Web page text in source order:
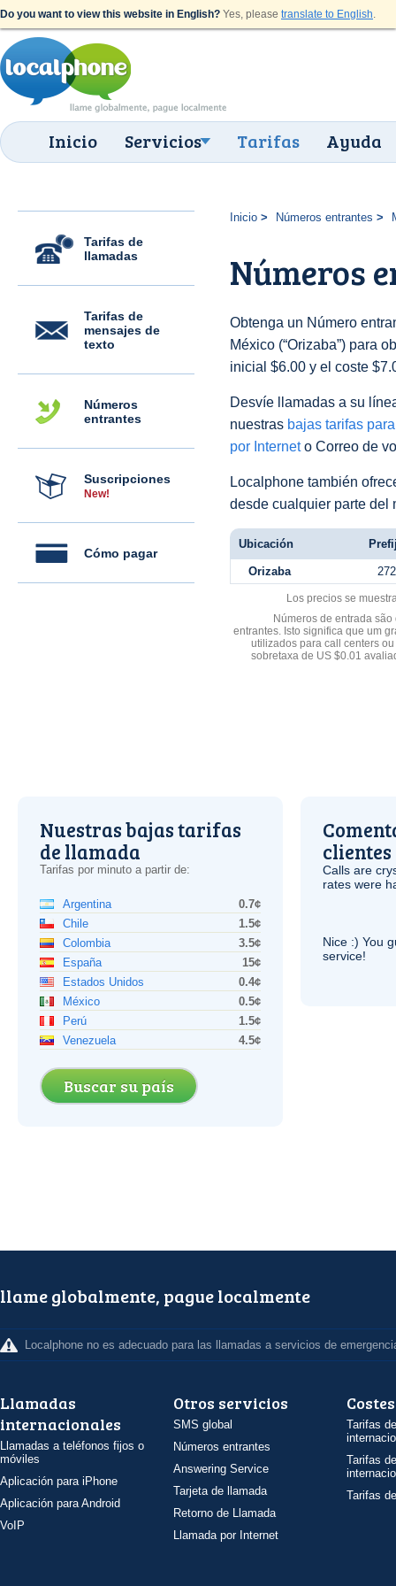
Do you want to view this website in English? Yes, please translate to English.
Inicio Servicios Tarifas Ayuda
Tarifas de
llamadas
Tarifas de
mensajes de
texto
Números
entrantes
Suscripciones
New!
Cómo pagar
Inicio Números entrantes
Números
Obtenga un Número
México (“Orizaba”) para
inicial $6.00 y el coste
Desvíe llamadas a su
nuestras bajas tarifas
por Interneto Correo de
Localphone también
desde cualquier parte del
Ubicación
Orizaba 272
Los precios se
Números de entrada
entrantes. Isto significa que um
utilizados para call centers
sobretaxa de US $0.01
Nuestras bajas tarifas
de llamada
Tarifas por minuto a partir de:
Argentina
0.7¢
Chile
1.5¢
Colombia
3.5¢
España
15¢
Estados Unidos
0.4¢
México
0.5¢
Perú
1.5¢
Venezuela
4.5¢
Buscar su país
clientes
Calls are
rates were
Nice :) You
service!
llame globalmente, pague localmente
Localphone no es adecuado para las llamadas a servicios de
Llamadas
internacionales
Llamadas a teléfonos fijos o
móviles
Aplicación para iPhone
Aplicación para Android
VoIP
Otros servicios
SMS global
Números entrantes
Answering Service
Tarjeta de llamada
Retorno de Llamada
Llamada por Internet
Costes
Tarifas
Tarifas
Tarifas